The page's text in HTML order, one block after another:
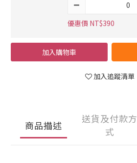
優惠價 NT$390
加入購物車
加入追蹤清單
商品描述
送貨及付款方
式